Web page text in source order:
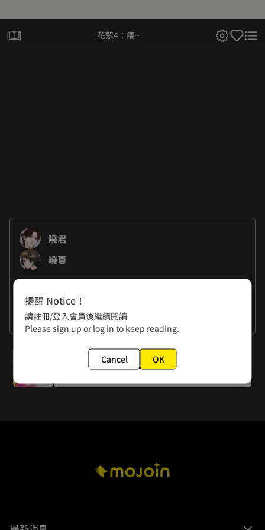
花絮4：癢~
曉君
曉夏
曉君：大學的時候班上有個男同學長得一臉兇相，看上去有道
上兄弟的氣質，但只要他一笑，就特別的天真爛漫。這種反差
感，可讓他追到了我們班的班花呢！ :ฅʕ•̫͡•ʔฅ
曉夏：為什麼覺得石倚潔有霸總設定的感覺，靠近女人就過敏
ΣΣ(ﾟдﾟlll)!
看更多
提醒 Notice！
請註冊/登入會員後繼續閱讀
Please sign up or log in to keep reading.
Cancel OK